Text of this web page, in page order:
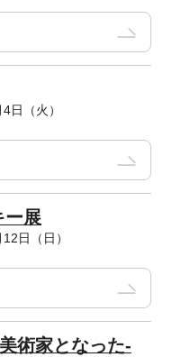
日（火）
ー展
日（日）
術家となった-